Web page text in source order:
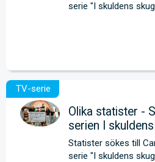
serie "I skuldens
Olika statister -
serien I
Statister sökes till
serie "I skuldens